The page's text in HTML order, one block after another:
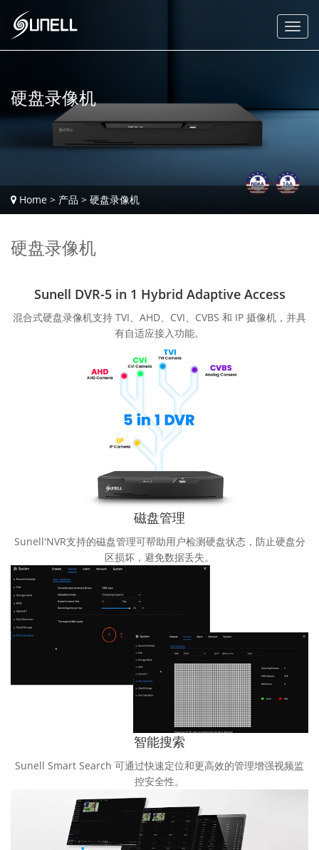
Home > 产品 > 硬盘录像机
硬盘录像机
硬盘录像机
Sunell DVR-5 in 1 Hybrid Adaptive Access
混合式硬盘录像机支持 TVI、AHD、CVI、CVBS 和 IP 摄像机，并具
有自适应接入功能。
磁盘管理
Sunell'NVR支持的磁盘管理可帮助用户检测硬盘状态，防止硬盘分
区损坏，避免数据丢失。
智能搜索
Sunell Smart Search 可通过快速定位和更高效的管理增强视频监
控安全性。